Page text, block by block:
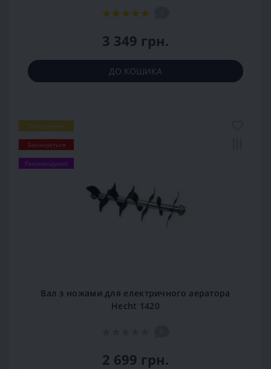
3 349 грн.
ДО КОШИКА
Популярний
Закінчується
Рекомендуємо
Вал з ножами для електричного аератора
Hecht 1420
2 699 грн.